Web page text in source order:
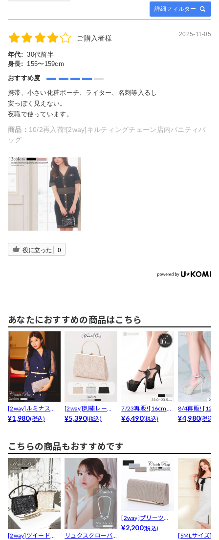
詳細フィルター
ご購入者様 2025-11-05
年代: 30代前半
身長:
155〜159cm
おすすめ度
携帯、小さい化粧ポーチ、ライター、名刺等入るし
安っぽく見えない。
夜職で使っています。
商品： 10/2再入荷![2way]キルティングチェーン店内バニティバ
ッグ
役に立った 0
あなたにおすすめの商品はこちら
[2way]ルミナスサ
テンプリーツクラ...
¥1,980(税込)
[2way]刺繍レース
パーティーバッグ
¥5,390(税込)
7/23再販![16cmヒ
ール]チャー...
¥6,490(税込)
8/4再販!
ヒール]リ...
¥4,980(税込)
こちらの商品もおすすめです
[2way]ツイードラ
リュクスクローバ
[2way]プリーツデ
ザインクラッチバ
¥2,200(税込)
[SMLサイズ]